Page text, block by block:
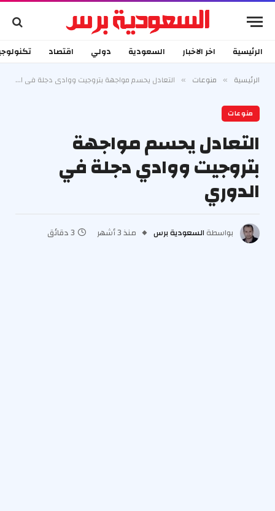
الرئيسية اخر الاخبار السعودية دولي اقتصاد
الرئيسية » منوعات » التعادل يحسم مواجهة بتروجيت ووادي دجلة في الدوري
منوعات
التعادل يحسم مواجهة
بتروجيت ووادي دجلة في
الدوري
بواسطة السعودية برس منذ 3 أشهر 3 دقائق